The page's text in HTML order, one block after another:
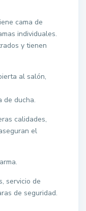
cama de
individuales.
y tienen
al salón,
de ducha.
calidades,
el
servicio de
de seguridad.